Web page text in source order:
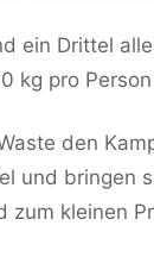
ein Drittel
kg pro
den
und bringen
zum kleinen